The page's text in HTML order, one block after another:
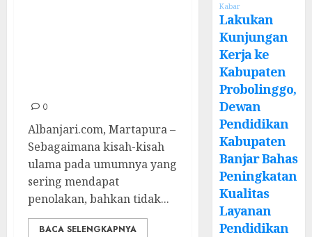
0
Albanjari.com, Martapura –
Sebagaimana kisah-kisah
ulama pada umumnya yang
sering mendapat
penolakan, bahkan tidak...
BACA SELENGKAPNYA
Kabar
Lakukan
Kunjungan
Kerja ke
Kabupaten
Probolinggo,
Dewan
Pendidikan
Kabupaten
Banjar Bahas
Peningkatan
Kualitas
Layanan
Pendidikan